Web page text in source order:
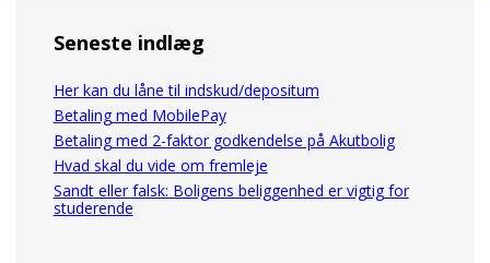
Seneste indlæg
Her kan du låne til indskud/depositum
Betaling med MobilePay
Betaling med 2-faktor godkendelse på Akutbolig
Hvad skal du vide om fremleje
Sandt eller falsk: Boligens beliggenhed er vigtig for
studerende